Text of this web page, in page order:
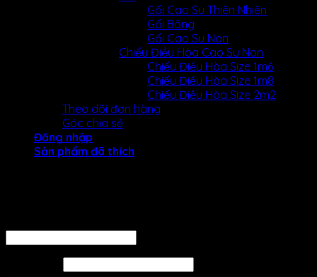
Gối Cao Su Thiên Nhiên
Gối Bông
Gối Cao Su Non
Chiếu Điều Hòa Cao Su Non
Chiếu Điều Hòa Size 1m6
Chiếu Điều Hòa Size 1m8
Chiếu Điều Hòa Size 2m2
Theo dõi đơn hàng
Góc chia sẻ
Đăng nhập
Sản phẩm đã thích